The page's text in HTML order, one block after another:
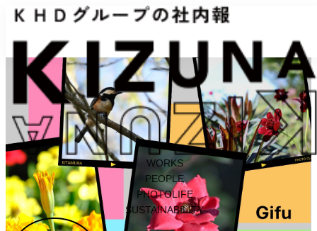
WORKS
PEOPLE
PHOTOLIFE
SUSTAINABILITY